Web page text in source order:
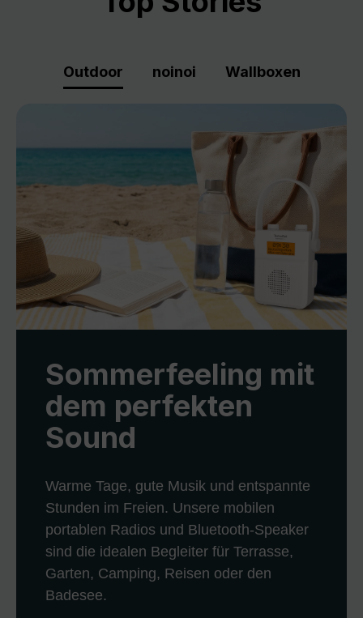
Outdoor noinoi Wallboxen
Sommerfeeling mit
dem perfekten
Sound
Warme Tage, gute Musik und entspannte
Stunden im Freien. Unsere mobilen
portablen Radios und Bluetooth-Speaker
sind die idealen Begleiter für Terrasse,
Garten, Camping, Reisen oder den
Badesee.